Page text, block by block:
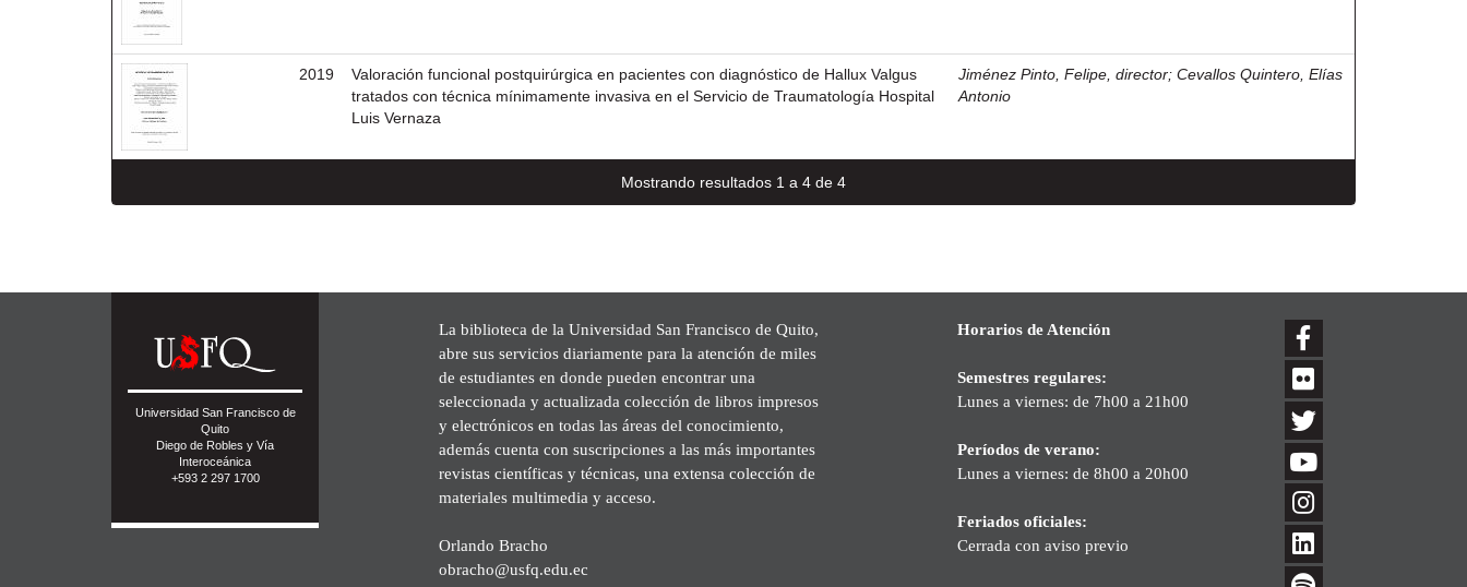
2019
Valoración funcional postquirúrgica en pacientes con diagnóstico de Hallux Valgus
tratados con técnica mínimamente invasiva en el Servicio de Traumatología Hospital
Luis Vernaza
Jiménez Pinto, Felipe, director; Cevallos Quintero, Elías
Antonio
Mostrando resultados 1 a 4 de 4
Universidad San Francisco de
Quito
Diego de Robles y Vía
Interoceánica
+593 2 297 1700
La biblioteca de la Universidad San Francisco de Quito,
abre sus servicios diariamente para la atención de miles
de estudiantes en donde pueden encontrar una
seleccionada y actualizada colección de libros impresos
y electrónicos en todas las áreas del conocimiento,
además cuenta con suscripciones a las más importantes
revistas científicas y técnicas, una extensa colección de
materiales multimedia y acceso.
Orlando Bracho
obracho@usfq.edu.ec
Horarios de Atención
Semestres regulares:
Lunes a viernes: de 7h00 a 21h00
Períodos de verano:
Lunes a viernes: de 8h00 a 20h00
Feriados oficiales:
Cerrada con aviso previo